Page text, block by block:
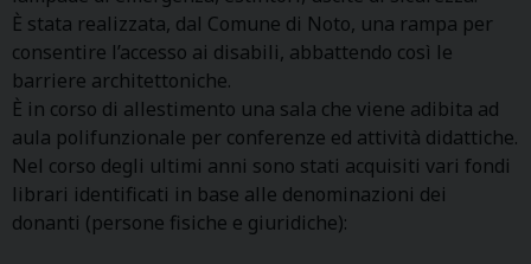
È stata realizzata, dal Comune di Noto, una rampa per
consentire l’accesso ai disabili, abbattendo così le
barriere architettoniche.
È in corso di allestimento una sala che viene adibita ad
aula polifunzionale per conferenze ed attività didattiche.
Nel corso degli ultimi anni sono stati acquisiti vari fondi
librari identificati in base alle denominazioni dei
donanti (persone fisiche e giuridiche):